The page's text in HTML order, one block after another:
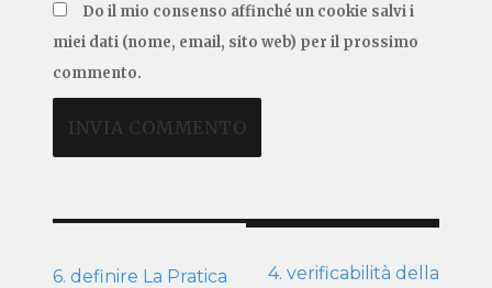
Do il mio consenso affinché un cookie salvi i
miei dati (nome, email, sito web) per il prossimo
commento.
6. definire La Pratica
4. verificabilità della